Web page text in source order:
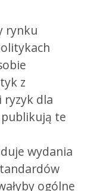
rynku
z
ryzyk dla
te
wydania
ogólne